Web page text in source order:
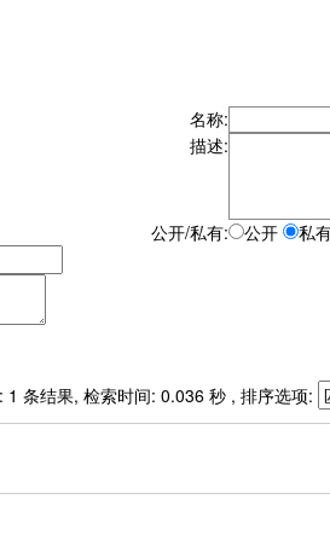
名称:
描述:
公开/私有: 公开
私
1 条结果, 检索时间: 0.036 秒 , 排序选项: